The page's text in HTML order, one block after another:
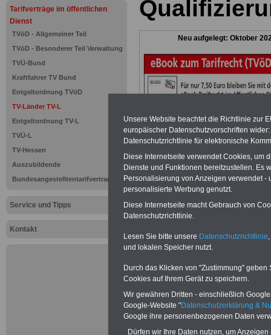
Tarifverträge im öffentlichen
Dienst
TVöD - Allgemeiner Teil
TVöD - Besonderer Teil Verwaltung
TVÜ-Bund
Kraftfahrer TV Bund
Entgeltordnung TVöD
TV-Länder TV-L
Entgeltordnung TV-L
TVÜ-L
TV-Hessen
Auszubildende
Bundesangestelltentarifvertrag
Service und Tipps
Kontakt
Neu aufgelegt: Oktober
Zur Übersicht
Tarifvertrag
öffentlichen
Länder
§ 5
1
Unsere Website beachtet die Richtlinie zur
europäischer Datenschutzvorschriften
Datenschutzrichtlinie für elektronische
Diese Internetseite verwendet Cookies, um
Dienste und Funktionen bereitzustellen. Es
Personalisierung von Anzeigen verwendet
personalisierte Werbung genutzt.
Diese Internetseite macht Gebrauch von
Datenschutzrichtlinie.
Lesen Sie bitte unsere Datenschutzrichtlinie
und lokalen Speicher nutzt.
Durch das Klicken von "Zustimmung"
Cookies auf Ihrem Gerät zu speichern.
Wir gewähren Dritten - einschließlich
Google-Website "Datenschutzerklärung &
Google ihre personenbezogenen Daten
Dürfen wir Ihre Daten nutzen, um